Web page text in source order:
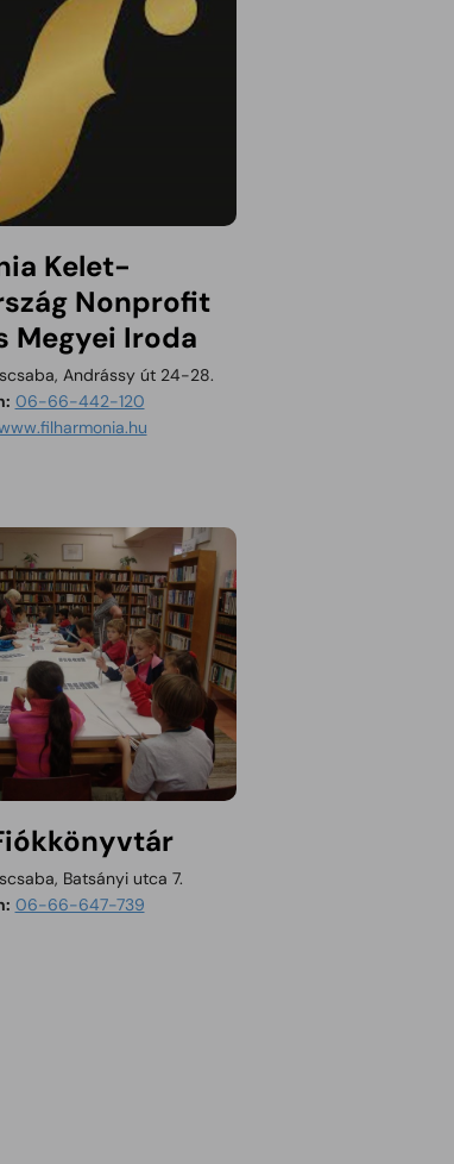
Kelet-
Nonprofit
Megyei Iroda
Andrássy út 24-28.
06-66-442-120
megnyitása új ablakban
Batsányi utca 7.
06-66-647-739